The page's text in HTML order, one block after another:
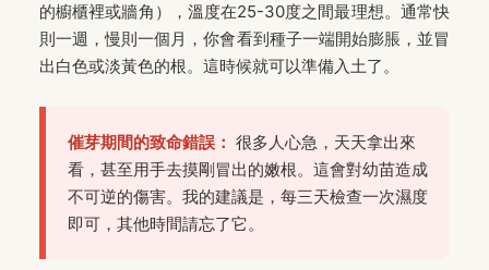
的櫥櫃裡或牆角），溫度在25-30度之間最理想。通常快
則一週，慢則一個月，你會看到種子一端開始膨脹，並冒
出白色或淡黃色的根。這時候就可以準備入土了。
催芽期間的致命錯誤： 很多人心急，天天拿出來
看，甚至用手去摸剛冒出的嫩根。這會對幼苗造成
不可逆的傷害。我的建議是，每三天檢查一次濕度
即可，其他時間請忘了它。